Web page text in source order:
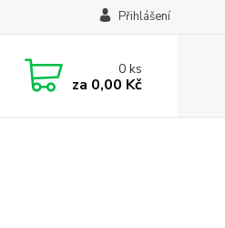
Přihlášení
0ks
za 0,00 Kč